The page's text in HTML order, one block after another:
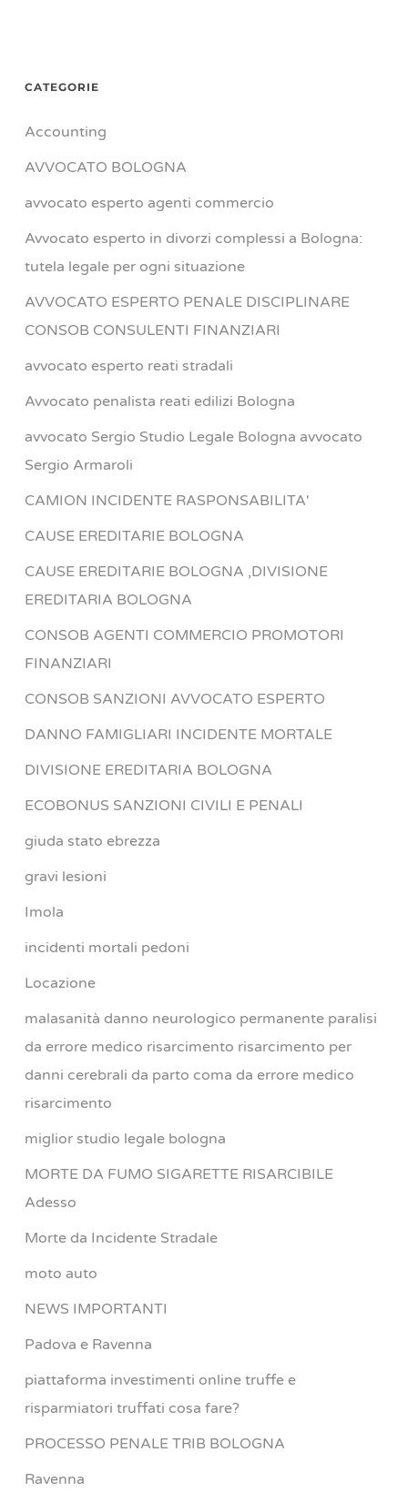
CATEGORIE
Accounting
AVVOCATO BOLOGNA
avvocato esperto agenti commercio
Avvocato esperto in divorzi complessi a Bologna:
tutela legale per ogni situazione
AVVOCATO ESPERTO PENALE DISCIPLINARE
CONSOB CONSULENTI FINANZIARI
avvocato esperto reati stradali
Avvocato penalista reati edilizi Bologna
avvocato Sergio Studio Legale Bologna avvocato
Sergio Armaroli
CAMION INCIDENTE RASPONSABILITA'
CAUSE EREDITARIE BOLOGNA
CAUSE EREDITARIE BOLOGNA ,DIVISIONE
EREDITARIA BOLOGNA
CONSOB AGENTI COMMERCIO PROMOTORI
FINANZIARI
CONSOB SANZIONI AVVOCATO ESPERTO
DANNO FAMIGLIARI INCIDENTE MORTALE
DIVISIONE EREDITARIA BOLOGNA
ECOBONUS SANZIONI CIVILI E PENALI
giuda stato ebrezza
gravi lesioni
Imola
incidenti mortali pedoni
Locazione
malasanità danno neurologico permanente paralisi
da errore medico risarcimento risarcimento per
danni cerebrali da parto coma da errore medico
risarcimento
miglior studio legale bologna
MORTE DA FUMO SIGARETTE RISARCIBILE
Adesso
Morte da Incidente Stradale
moto auto
NEWS IMPORTANTI
Padova e Ravenna
piattaforma investimenti online truffe e
risparmiatori truffati cosa fare?
PROCESSO PENALE TRIB BOLOGNA
Ravenna